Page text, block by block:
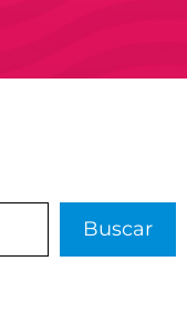
Buscar